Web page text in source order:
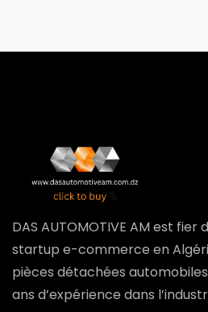
DAS AUTOMOTIVE AM est
startup e-commerce en
pièces détachées
ans d’expérience dans